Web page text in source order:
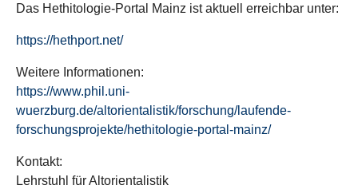
Das Hethitologie-Portal Mainz ist aktuell erreichbar unter:
https://hethport.net/
Weitere Informationen:
https://www.phil.uni-
wuerzburg.de/altorientalistik/forschung/laufende-
forschungsprojekte/hethitologie-portal-mainz/
Kontakt:
Lehrstuhl für Altorientalistik